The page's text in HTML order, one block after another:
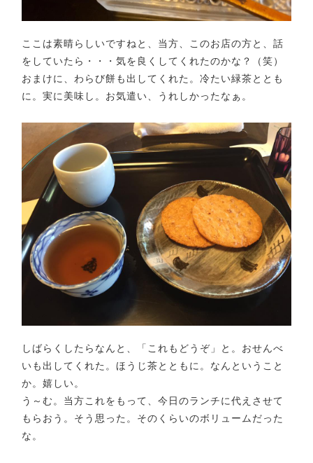
ここは素晴らしいですねと、当方、このお店の方と、話
をしていたら・・・気を良くしてくれたのかな？（笑）
おまけに、わらび餅も出してくれた。冷たい緑茶ととも
に。実に美味し。お気遣い、うれしかったなぁ。
しばらくしたらなんと、「これもどうぞ」と。おせんべ
いも出してくれた。ほうじ茶とともに。なんということ
か。嬉しい。
う～む。当方これをもって、今日のランチに代えさせて
もらおう。そう思った。そのくらいのボリュームだった
な。